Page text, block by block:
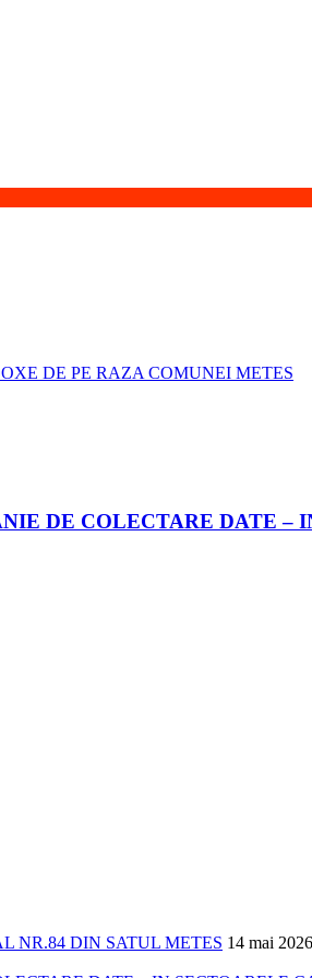
DE PE RAZA COMUNEI METES
DE COLECTARE DATE –
NR.84 DIN SATUL METES 14 mai 2026